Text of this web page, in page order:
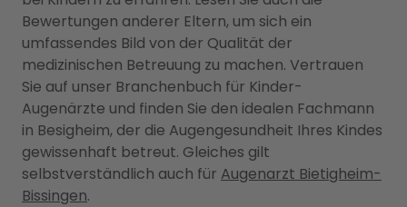
Bewertungen anderer Eltern, um sich ein
umfassendes Bild von der Qualität der
medizinischen Betreuung zu machen. Vertrauen
Sie auf unser Branchenbuch für Kinder-
Augenärzte und finden Sie den idealen Fachmann
in Besigheim, der die Augengesundheit Ihres Kindes
gewissenhaft betreut. Gleiches gilt
selbstverständlich auch für Augenarzt Bietigheim-
Bissingen.